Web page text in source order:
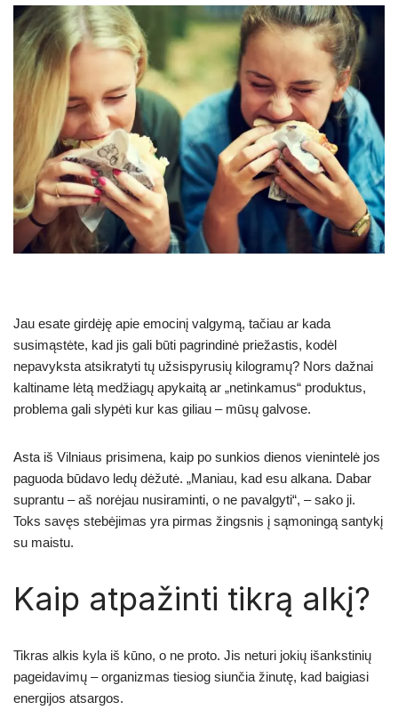
Jau esate girdėję apie emocinį valgymą, tačiau ar kada
susimąstėte, kad jis gali būti pagrindinė priežastis, kodėl
nepavyksta atsikratyti tų užsispyrusių kilogramų? Nors dažnai
kaltiname lėtą medžiagų apykaitą ar „netinkamus“ produktus,
problema gali slypėti kur kas giliau – mūsų galvose.
Asta iš Vilniaus prisimena, kaip po sunkios dienos vienintelė jos
paguoda būdavo ledų dėžutė. „Maniau, kad esu alkana. Dabar
suprantu – aš norėjau nusiraminti, o ne pavalgyti“, – sako ji.
Toks savęs stebėjimas yra pirmas žingsnis į sąmoningą santykį
su maistu.
Kaip atpažinti tikrą alkį?
Tikras alkis kyla iš kūno, o ne proto. Jis neturi jokių išankstinių
pageidavimų – organizmas tiesiog siunčia žinutę, kad baigiasi
energijos atsargos.